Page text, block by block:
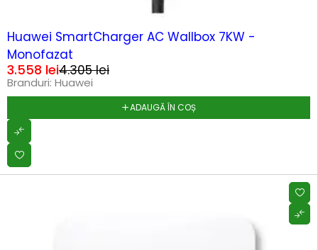
-17%
Huawei SmartCharger AC Wallbox 7KW -
Monofazat
4.305lei
3.558 lei
Branduri: Huawei
ADAUGĂ ÎN COȘ